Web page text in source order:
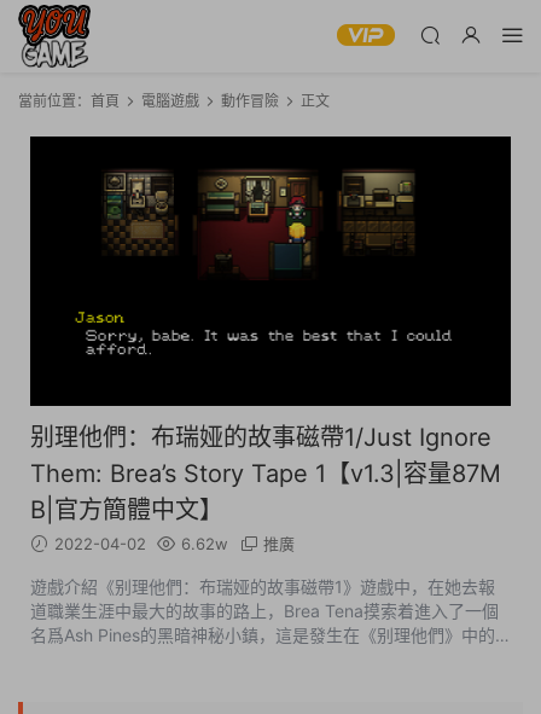
當前位置： 首頁 電腦遊戲 動作冒險 正文
别理他們：布瑞娅的故事磁帶1/Just Ignore
Them: Brea’s Story Tape 1【v1.3|容量87M
B|官方簡體中文】
2022-04-02 6.62w 推廣
遊戲介紹《别理他們：布瑞娅的故事磁帶1》遊戲中，在她去報
道職業生涯中最大的故事的路上，Brea Tena摸索着進入了一個
名爲Ash Pines的黑暗神秘小鎮，這是發生在《别理他們》中的